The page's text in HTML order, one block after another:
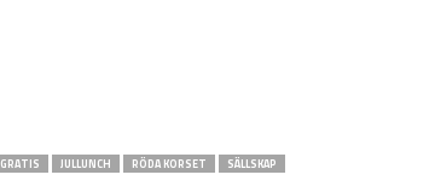
GRATIS JULLUNCH RÖDA KORSET SÄLLSKAP